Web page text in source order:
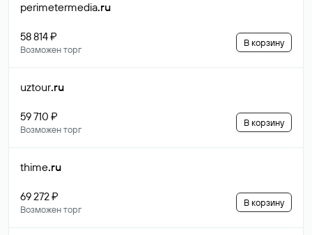
perimetermedia.ru
58 814 ₽
Возможен торг
В корзину
uztour.ru
59 710 ₽
Возможен торг
В корзину
thime.ru
69 272 ₽
Возможен торг
В корзину